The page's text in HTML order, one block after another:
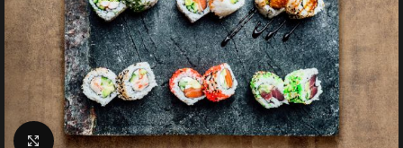
Klik for at forstørre